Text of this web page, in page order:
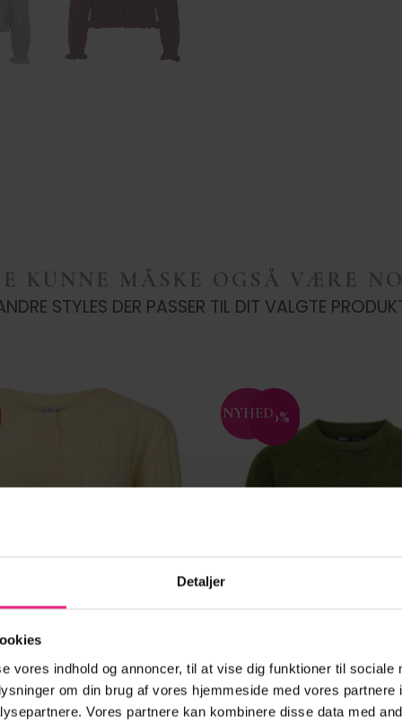
Detaljer
vores indhold og annoncer, til at vise dig funktioner til sociale
om din brug af vores hjemmeside med vores partnere
Vores partnere kan kombinere disse data med
KUNNE MÅSKE OGSÅ VÆRE
STYLES DER PASSER TIL DIT VALGTE
-20%
NYHED